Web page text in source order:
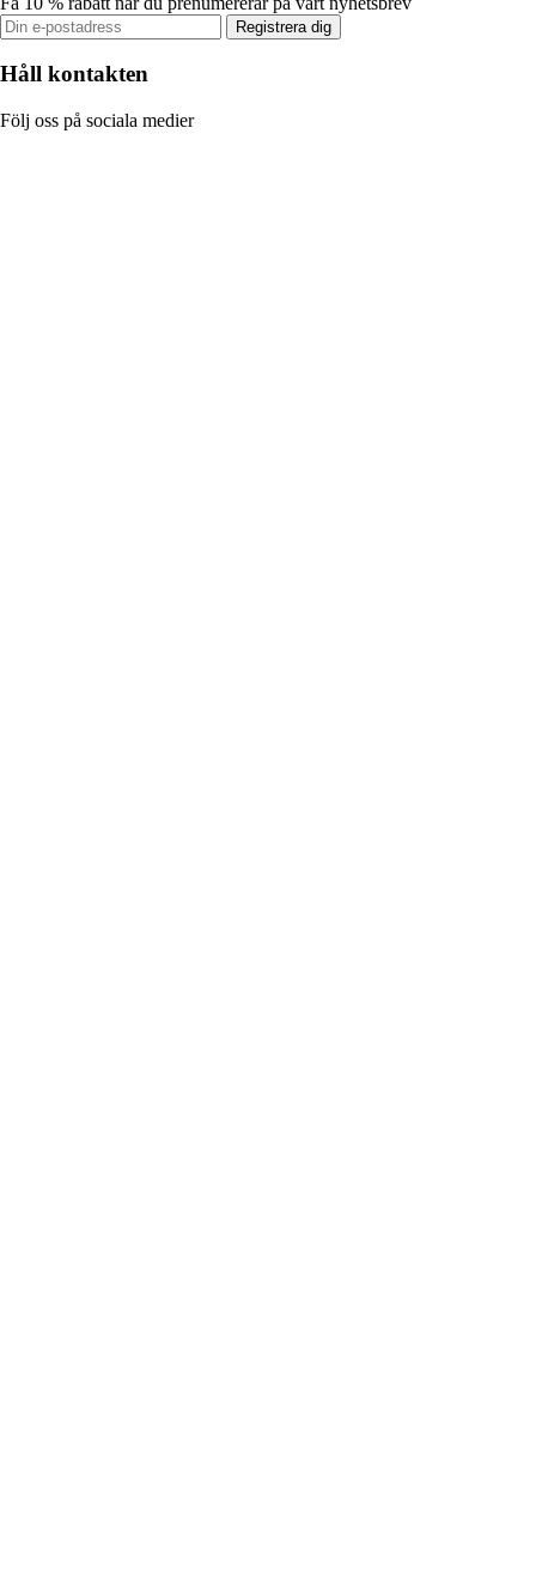
Registrera dig
Håll kontakten
Följ oss på sociala medier